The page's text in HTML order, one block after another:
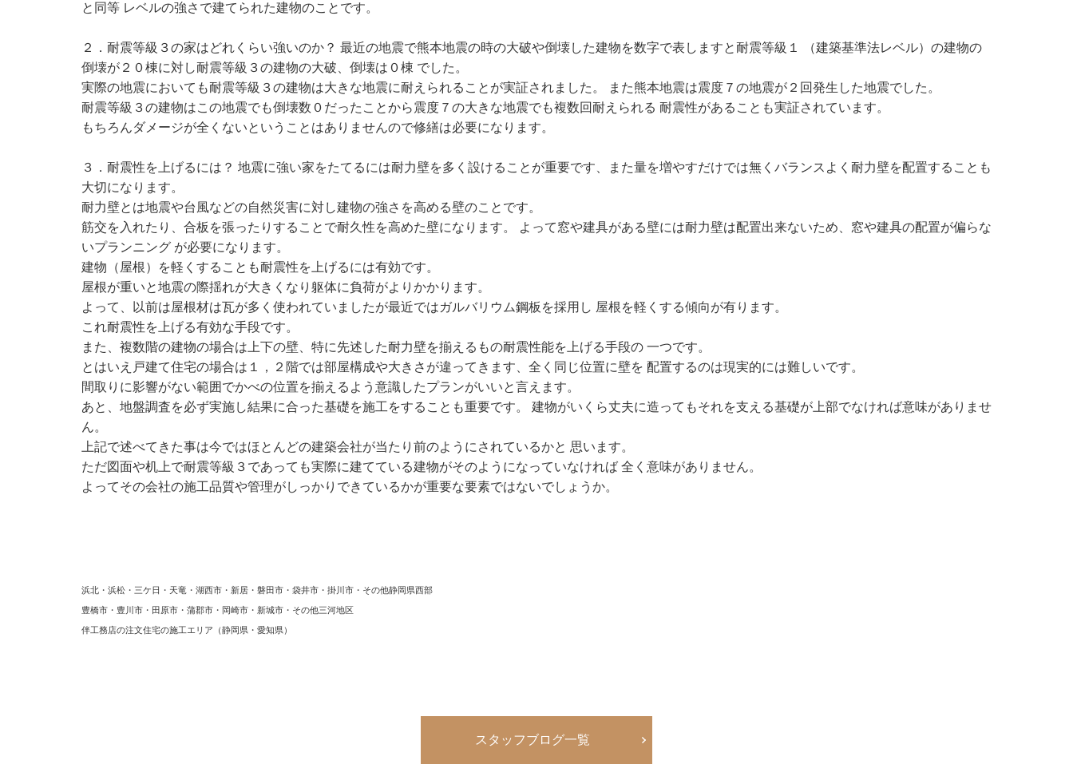
と同等 レベルの強さで建てられた建物のことです。
２．耐震等級３の家はどれくらい強いのか？ 最近の地震で熊本地震の時の大破や倒壊した建物を数字で表しますと耐震等級１ （建築基準法レベル）の建物の
倒壊が２０棟に対し耐震等級３の建物の大破、倒壊は０棟 でした。
実際の地震においても耐震等級３の建物は大きな地震に耐えられることが実証されました。 また熊本地震は震度７の地震が２回発生した地震でした。
耐震等級３の建物はこの地震でも倒壊数０だったことから震度７の大きな地震でも複数回耐えられる 耐震性があることも実証されています。
もちろんダメージが全くないということはありませんので修繕は必要になります。
３．耐震性を上げるには？ 地震に強い家をたてるには耐力壁を多く設けることが重要です、また量を増やすだけでは無くバランスよく耐力壁を配置することも
大切になります。
耐力壁とは地震や台風などの自然災害に対し建物の強さを高める壁のことです。
筋交を入れたり、合板を張ったりすることで耐久性を高めた壁になります。 よって窓や建具がある壁には耐力壁は配置出来ないため、窓や建具の配置が偏らな
いプランニング が必要になります。
建物（屋根）を軽くすることも耐震性を上げるには有効です。
屋根が重いと地震の際揺れが大きくなり躯体に負荷がよりかかります。
よって、以前は屋根材は瓦が多く使われていましたが最近ではガルバリウム鋼板を採用し 屋根を軽くする傾向が有ります。
これ耐震性を上げる有効な手段です。
また、複数階の建物の場合は上下の壁、特に先述した耐力壁を揃えるもの耐震性能を上げる手段の 一つです。
とはいえ戸建て住宅の場合は１，２階では部屋構成や大きさが違ってきます、全く同じ位置に壁を 配置するのは現実的には難しいです。
間取りに影響がない範囲でかべの位置を揃えるよう意識したプランがいいと言えます。
あと、地盤調査を必ず実施し結果に合った基礎を施工をすることも重要です。 建物がいくら丈夫に造ってもそれを支える基礎が上部でなければ意味がありませ
ん。
上記で述べてきた事は今ではほとんどの建築会社が当たり前のようにされているかと 思います。
ただ図面や机上で耐震等級３であっても実際に建てている建物がそのようになっていなければ 全く意味がありません。
よってその会社の施工品質や管理がしっかりできているかが重要な要素ではないでしょうか。
浜北・浜松・三ケ日・天竜・湖西市・新居・磐田市・袋井市・掛川市・その他静岡県西部
豊橋市・豊川市・田原市・蒲郡市・岡崎市・新城市・その他三河地区
伴工務店の注文住宅の施工エリア（静岡県・愛知県）
スタッフブログ一覧